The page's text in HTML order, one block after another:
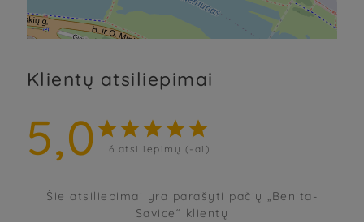
Klientų atsiliepimai
5,0     
6 atsiliepimų (-ai)
Šie atsiliepimai yra parašyti pačių „Benita-
Savice“ klientų